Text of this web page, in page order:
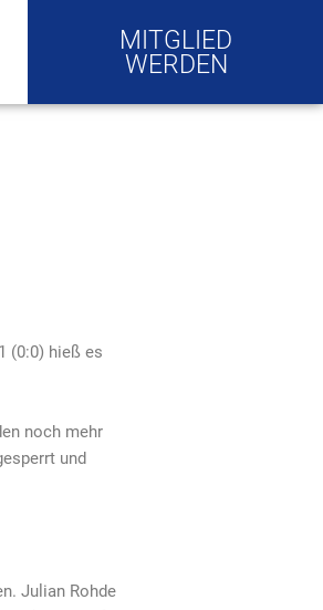
MITGLIED
WERDEN
(0:0) hieß es
noch mehr
und
Julian Rohde